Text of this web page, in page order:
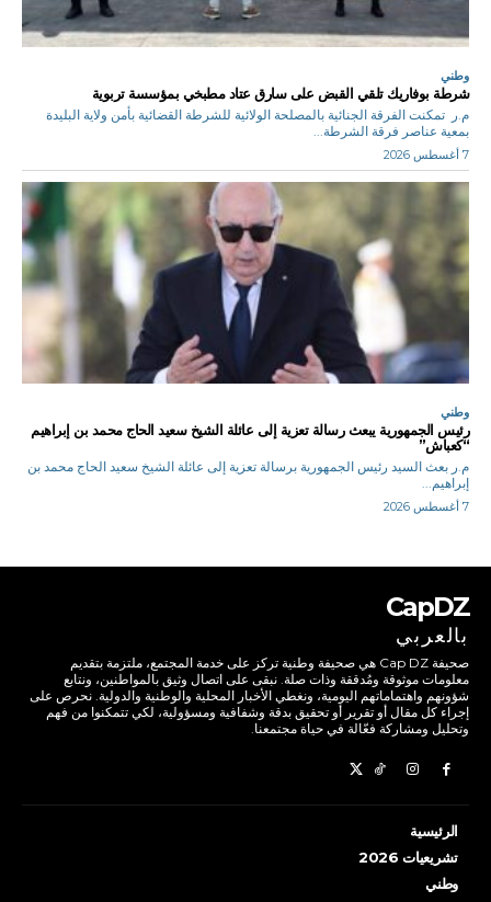
وطني
شرطة بوفاريك تلقي القبض على سارق عتاد مطبخي بمؤسسة تربوية
م.ر تمكنت الفرقة الجنائية بالمصلحة الولائية للشرطة القضائية بأمن ولاية البليدة
بمعية عناصر فرقة الشرطة...
7 أغسطس 2026
وطني
رئيس الجمهورية يبعث رسالة تعزية إلى عائلة الشيخ سعيد الحاج محمد بن إبراهيم
“كعباش”
م.ر بعث السيد رئيس الجمهورية برسالة تعزية إلى عائلة الشيخ سعيد الحاج محمد بن
إبراهيم...
7 أغسطس 2026
CapDZ
بالعربي
صحيفة Cap DZ هي صحيفة وطنية تركز على خدمة المجتمع، ملتزمة بتقديم
معلومات موثوقة ومُدققة وذات صلة. نبقى على اتصال وثيق بالمواطنين، ونتابع
شؤونهم واهتماماتهم اليومية، ونغطي الأخبار المحلية والوطنية والدولية. نحرص على
إجراء كل مقال أو تقرير أو تحقيق بدقة وشفافية ومسؤولية، لكي تتمكنوا من فهم
وتحليل ومشاركة فعّالة في حياة مجتمعنا.
الرئيسية
تشريعيات 2026
وطني